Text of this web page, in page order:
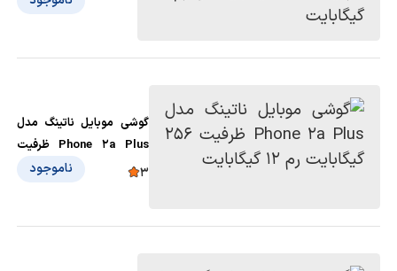
گوشی موبایل ناتینگ مدل
Phone 2a Plus ظرفیت
3 ناموجود